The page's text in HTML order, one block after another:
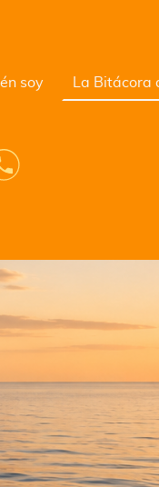
soy La Bitácora